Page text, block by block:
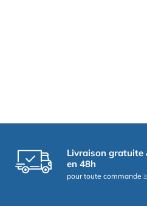
Livraison gratuite
en 48h
pour toute commande